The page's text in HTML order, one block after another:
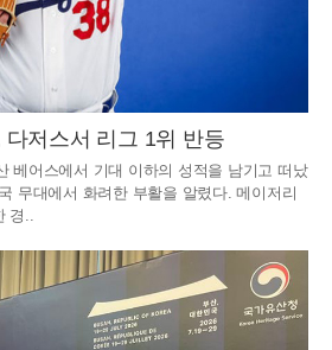
저스서 리그 1위 반등
베어스에서 기대 이하의 성적을 남기고 떠났
무대에서 화려한 부활을 알렸다. 메이저리
경..